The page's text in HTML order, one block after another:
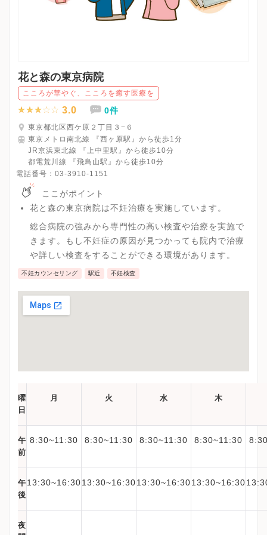
花と森の東京病院
こころが華やぐ、こころを癒す医療を
3.0 0件
東京都北区西ケ原２丁目３−６
東京メトロ南北線 『西ヶ原駅』から徒歩1分
JR京浜東北線 『上中里駅』から徒歩10分
都電荒川線 『飛鳥山駅』から徒歩10分
電話番号： 03-3910-1151
ここがポイント
花と森の東京病院は不妊治療を実施しています。
総合病院の強みから専門性の高い検査や治療を実施で
きます。もし不妊症の原因が見つかっても院内で治療
や詳しい検査をすることができる環境があります。
不妊カウンセリング 駅近 不妊検査
曜
日
月 火 水 木
午
前
8:30~11:30 8:30~11:30 8:30~11:30 8:30~11:30
午
後
13:30~16:3013:30~16:3013:30~16:3013:30~16:30
夜